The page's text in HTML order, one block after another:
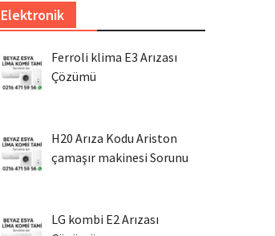
Elektronik
Ferroli klima E3 Arızası
Çözümü
H20 Arıza Kodu Ariston
çamaşır makinesi Sorunu
LG kombi E2 Arızası